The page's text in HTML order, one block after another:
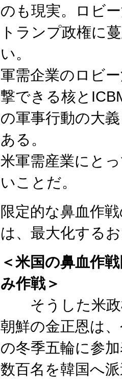
のも現実。ロビ
トランプ政権に
い。
軍需企業のロビ
撃できる核と
の軍事行動の大
ある。
米軍需産業にと
いことだ。
限定的な鼻血作
は、最大化する
＜米国の鼻血作
み作戦＞
そうした米政
朝鮮の金正恩は
の冬季五輪に参
数百名を韓国へ